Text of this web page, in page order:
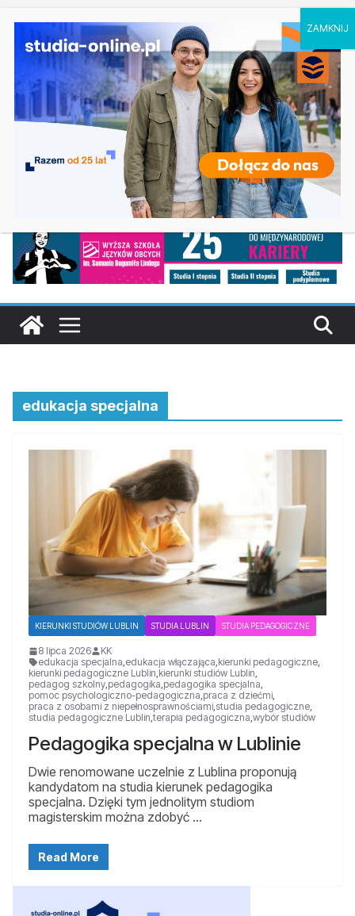
Ostatnie
wpisy:
Informatyka w Koszalinie
Dziedzictwo kultury materialnej we
Wrocławiu
Ekonomia w Katowicach
Budownictwo w Opolu
Geografia w Katowicach
edukacja specjalna
KIERUNKI STUDIÓW LUBLIN STUDIA LUBLIN STUDIA PEDAGOGICZNE
8 lipca 2026
KK
edukacja specjalna,edukacja włączająca,kierunki pedagogiczne,
kierunki pedagogiczne Lublin,kierunki studiów Lublin,
pedagog szkolny,pedagogika,pedagogika specjalna,
pomoc psychologiczno-pedagogiczna,praca z dziećmi,
praca z osobami z niepełnosprawnościami,studia pedagogiczne,
studia pedagogiczne Lublin,terapia pedagogiczna,wybór studiów
Pedagogika specjalna w Lublinie
Dwie renomowane uczelnie z Lublina proponują
kandydatom na studia kierunek pedagogika
specjalna. Dzięki tym jednolitym studiom
magisterskim można zdobyć …
Read More